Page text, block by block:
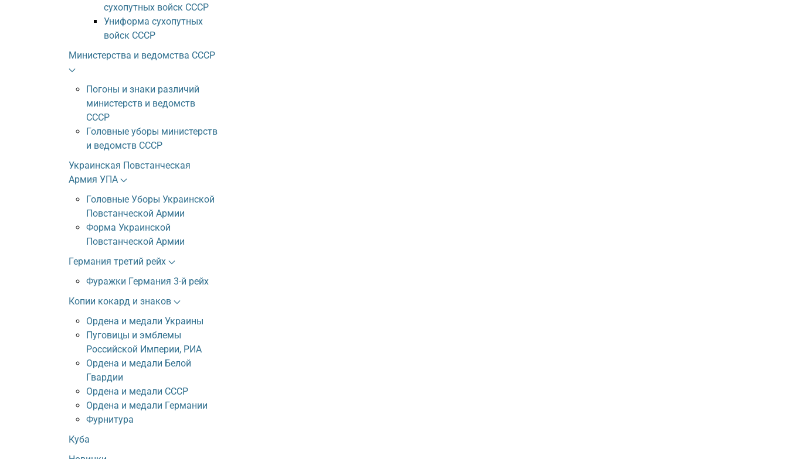
сухопутных войск СССР
Униформа сухопутных
войск СССР
Министерства и ведомства СССР
Погоны и знаки различий
министерств и ведомств
СССР
Головные уборы министерств
и ведомств СССР
Украинская Повстанческая
Армия УПА
Головные Уборы Украинской
Повстанческой Армии
Форма Украинской
Повстанческой Армии
Германия третий рейх
Фуражки Германия 3-й рейх
Копии кокард и знаков
Ордена и медали Украины
Пуговицы и эмблемы
Российской Империи, РИА
Ордена и медали Белой
Гвардии
Ордена и медали СССР
Ордена и медали Германии
Фурнитура
Куба